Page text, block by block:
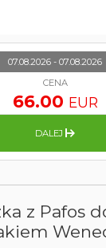
z Pafos
07.08.2026 - 07.08.2026
CENA
66.00 EUR
DALEJ